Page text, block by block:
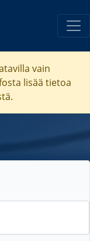
vain
lisää tietoa